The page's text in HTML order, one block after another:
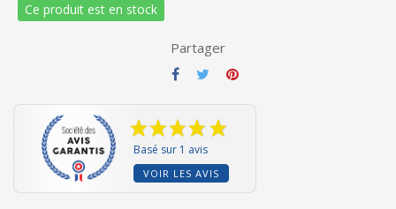
Ce produit est en stock
Partager
Basé sur 1 avis
VOIR LES AVIS